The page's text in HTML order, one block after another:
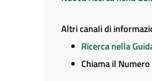
Altri canali di
Ricerca nella
Chiama il